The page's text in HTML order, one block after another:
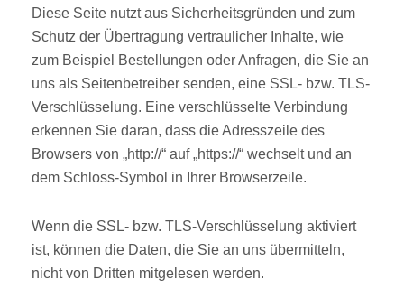
Diese Seite nutzt aus Sicherheitsgründen und zum
Schutz der Übertragung vertraulicher Inhalte, wie
zum Beispiel Bestellungen oder Anfragen, die Sie an
uns als Seitenbetreiber senden, eine SSL- bzw. TLS-
Verschlüsselung. Eine verschlüsselte Verbindung
erkennen Sie daran, dass die Adresszeile des
Browsers von „http://“ auf „https://“ wechselt und an
dem Schloss-Symbol in Ihrer Browserzeile.
Wenn die SSL- bzw. TLS-Verschlüsselung aktiviert
ist, können die Daten, die Sie an uns übermitteln,
nicht von Dritten mitgelesen werden.